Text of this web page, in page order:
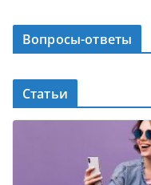
Вопросы-ответы
Статьи